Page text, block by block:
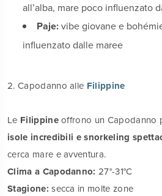
all’alba, mare poco influenzato
Paje:vibe giovane e
influenzato dalle maree
2. Capodanno alle Filippine
Le Filippineoffrono un Capodanno
isole incredibili e snorkeling
cerca mare e avventura.
Clima a Capodanno: 27°-31°C
Stagione: secca in molte zone